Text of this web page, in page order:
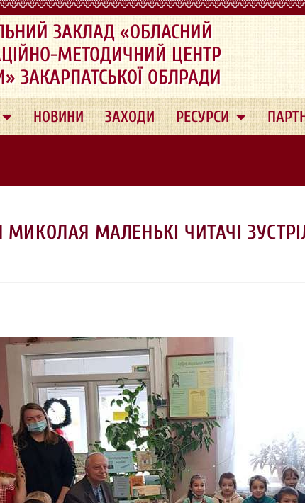
ЗАКЛАД «ОБЛАСНИЙ
МЕТОДИЧНИЙ ЦЕНТР
ЗАКАРПАТСЬКОЇ ОБЛРАДИ
НОВИНИ ЗАХОДИ РЕСУРСИ
МАЛЕНЬКІ ЧИТАЧІ